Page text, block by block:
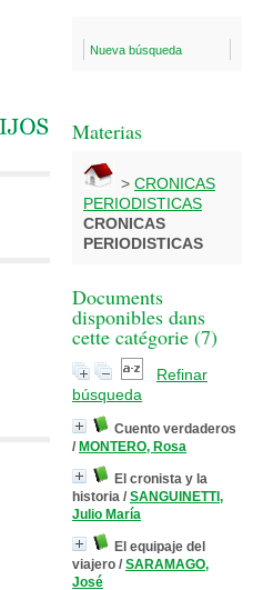
Nueva búsqueda
Materias
> CRONICAS
PERIODISTICAS
CRONICAS
PERIODISTICAS
Documents
disponibles dans
cette catégorie (7)
Refinar
búsqueda
Cuento verdaderos
/ MONTERO, Rosa
El cronista y la
historia / SANGUINETTI,
Julio María
El equipaje del
viajero / SARAMAGO,
José